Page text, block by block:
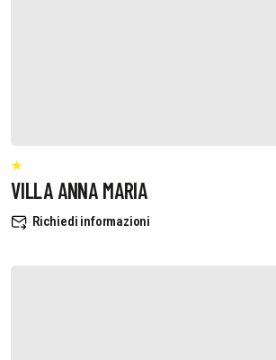
VILLA ANNA MARIA
Richiedi informazioni